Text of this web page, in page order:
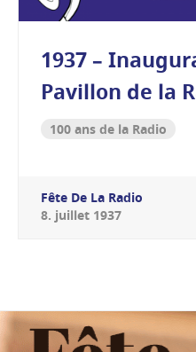
1937 –
Pavillon de la
100 ans de la Radio
Fête De La Radio
8. juillet 1937